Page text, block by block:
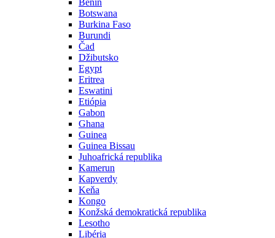
Benin
Botswana
Burkina Faso
Burundi
Čad
Džibutsko
Egypt
Eritrea
Eswatini
Etiópia
Gabon
Ghana
Guinea
Guinea Bissau
Juhoafrická republika
Kamerun
Kapverdy
Keňa
Kongo
Konžská demokratická republika
Lesotho
Libéria